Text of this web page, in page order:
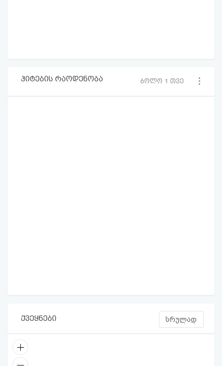
ჰიტების რაოდენობა ბოლო 1 თვე
ქვეყნები სრულად